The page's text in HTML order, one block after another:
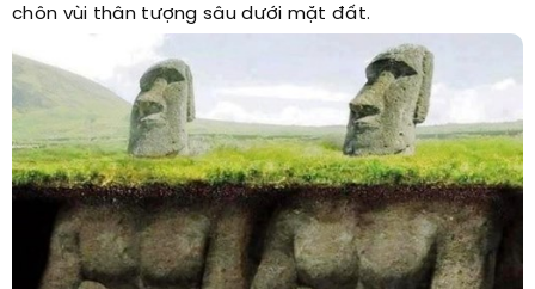
chôn vùi thân tượng sâu dưới mặt đất.